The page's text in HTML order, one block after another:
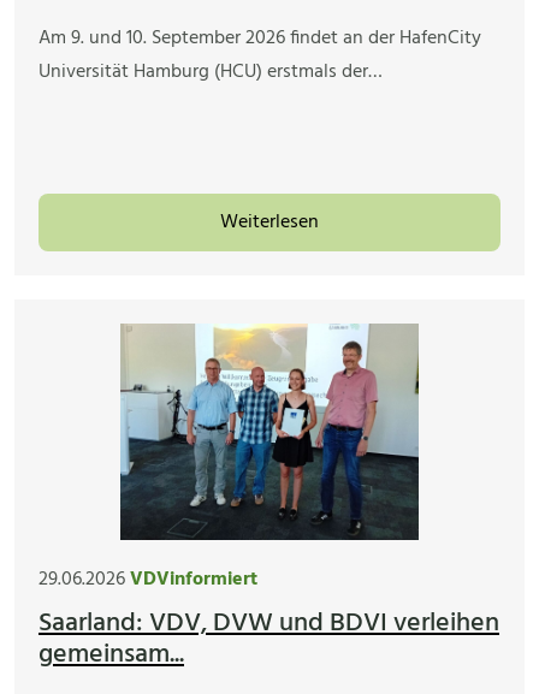
Am 9. und 10. September 2026 findet an der HafenCity
Universität Hamburg (HCU) erstmals der…
Weiterlesen
29.06.2026VDVinformiert
Saarland: VDV, DVW und BDVI verleihen
gemeinsam...